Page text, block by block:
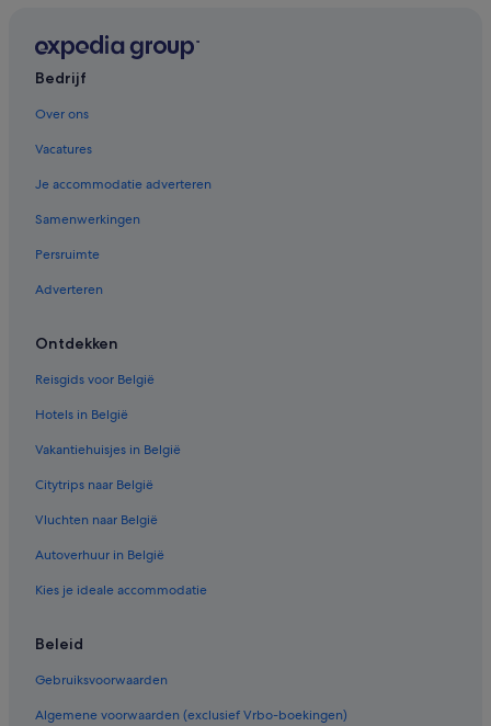
Bedrijf
Over ons
Vacatures
Je accommodatie adverteren
Samenwerkingen
Persruimte
Adverteren
Ontdekken
Reisgids voor België
Hotels in België
Vakantiehuisjes in België
Citytrips naar België
Vluchten naar België
Autoverhuur in België
Kies je ideale accommodatie
Beleid
Gebruiksvoorwaarden
Algemene voorwaarden (exclusief Vrbo-boekingen)